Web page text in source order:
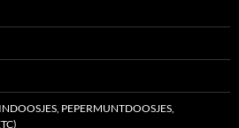
PEPERMUNTDOOSJES,